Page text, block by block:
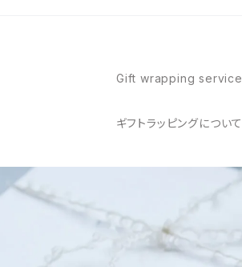
Gift wrapping service
ギフトラッピングについて